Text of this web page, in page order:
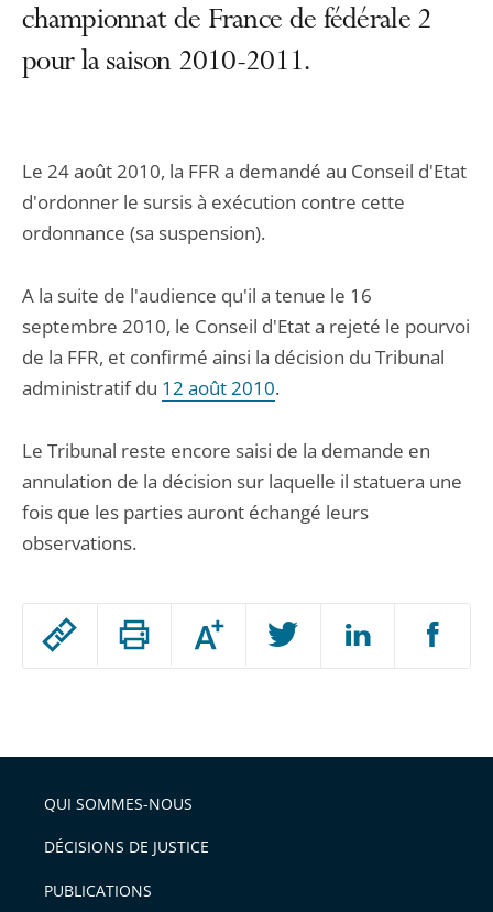
Passer
arriver
après
Augmenter
ou
l'article
pour
avant
championnat de France de fédérale 2
pour la saison 2010-2011.
Le 24 août 2010, la FFR a demandé au Conseil d'Etat
d'ordonner le sursis à exécution contre cette
ordonnance (sa suspension).
A la suite de l'audience qu'il a tenue le 16
septembre 2010, le Conseil d'Etat a rejeté le pourvoi
de la FFR, et confirmé ainsi la décision du Tribunal
administratif du 12 août 2010.
Le Tribunal reste encore saisi de la demande en
annulation de la décision sur laquelle il statuera une
fois que les parties auront échangé leurs
observations.
QUI SOMMES-NOUS
DÉCISIONS DE JUSTICE
PUBLICATIONS